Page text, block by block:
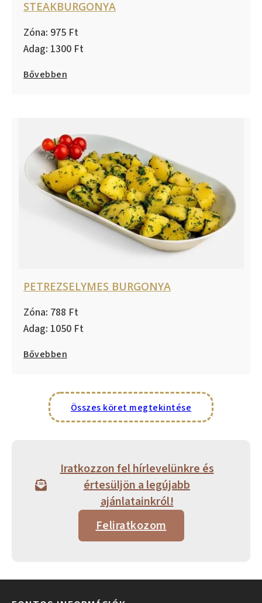
STEAKBURGONYA
975
1300
Bővebben
PETREZSELYMES BURGONYA
788
1050
Bővebben
Összes köret megtekintése
Iratkozzon fel hírlevelünkre és
értesüljön a legújabb
ajánlatainkról!
Feliratkozom